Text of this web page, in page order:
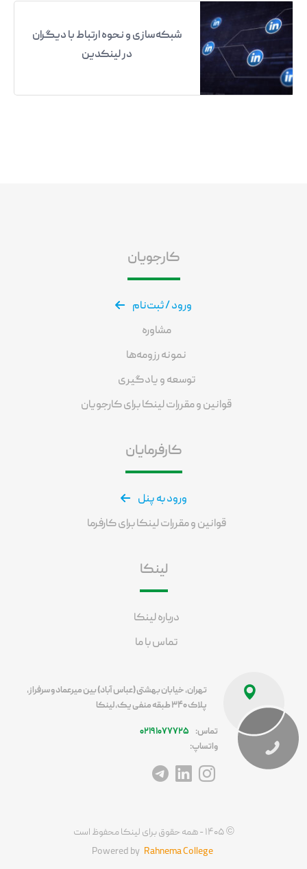
شبکه‌سازی و نحوه ارتباط با دیگران
در لینکدین
کارجویان
ورود / ثبت‌نام
مشاوره
نمونه رزومه‌ها
توسعه و یادگیری
قوانین و مقررات لینکا برای کارجویان
کارفرمایان
ورود به پنل
قوانین و مقررات لینکا برای کارفرما
لینکا
درباره لینکا
تماس با ما
تهران، خیابان بهشتی (عباس آباد) بین میرعماد و سرفراز،
پلاک ۳۴۰ طبقه منفی یک، لینکا
تماس:
۰۲۱۹۱۰۷۷۷۲۵
واتساپ:
آدرس اینستاگرام
آدرس لینکداین
آدرس تلگرام
©۱۴۰۵ - همه حقوق برای لینکا محفوظ است
Powered by Rahnema College